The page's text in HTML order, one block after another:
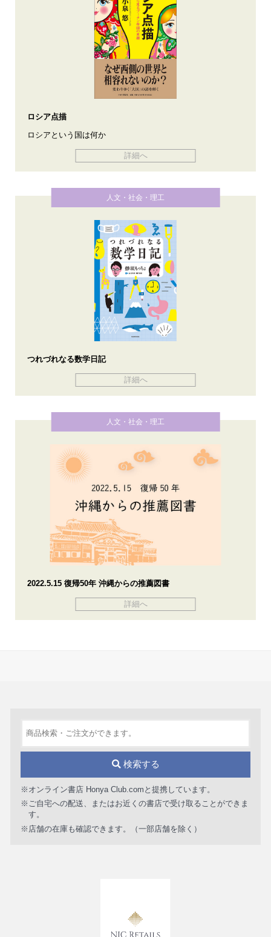
ロシア点描
ロシアという国は何か
詳細へ
人文・社会・理工
つれづれなる数学日記
詳細へ
人文・社会・理工
2022.5.15 復帰50年 沖縄からの推薦図書
詳細へ
検索する
※オンライン書店 Honya Club.comと提携しています。
※ご自宅への配送、またはお近くの書店で受け取ることができま
す。
※店舗の在庫も確認できます。（一部店舗を除く）